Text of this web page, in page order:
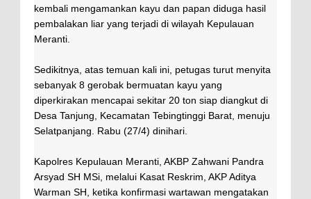
kembali mengamankan kayu dan papan diduga hasil
pembalakan liar yang terjadi di wilayah Kepulauan
Meranti.
Sedikitnya, atas temuan kali ini, petugas turut menyita
sebanyak 8 gerobak bermuatan kayu yang
diperkirakan mencapai sekitar 20 ton siap diangkut di
Desa Tanjung, Kecamatan Tebingtinggi Barat, menuju
Selatpanjang. Rabu (27/4) dinihari.
Kapolres Kepulauan Meranti, AKBP Zahwani Pandra
Arsyad SH MSi, melalui Kasat Reskrim, AKP Aditya
Warman SH, ketika konfirmasi wartawan mengatakan